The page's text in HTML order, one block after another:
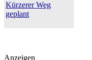
Kürzerer Weg
geplant
Anzeigen